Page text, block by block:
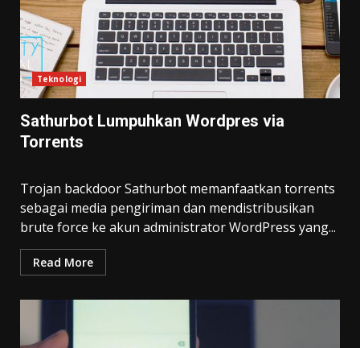
Teknologi
Sathurbot Lumpuhkan Wordpres via
Torrents
Trojan backdoor Sathurbot memanfaatkan torrents
sebagai media pengiriman dan mendistribusikan
brute force ke akun administrator WordPress yang...
Read More